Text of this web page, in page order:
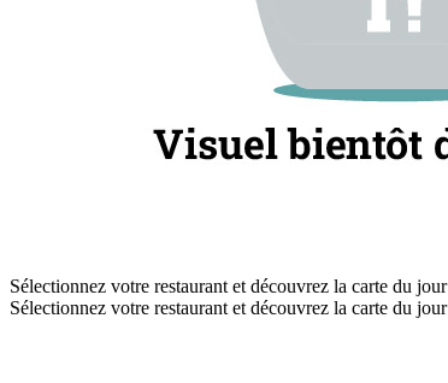
Sélectionnez votre restaurant et découvrez la carte du jour
Sélectionnez votre restaurant et découvrez la carte du jour